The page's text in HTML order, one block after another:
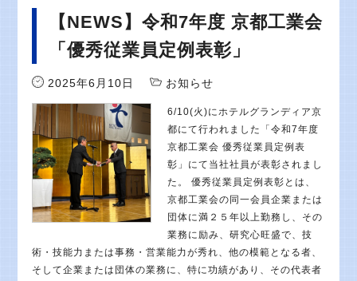
【NEWS】令和7年度 京都工業会
「優秀従業員定例表彰」
2025年6月10日 お知らせ
6/10(火)にホテルグランディア京
都にて行われました「令和7年度
京都工業会 優秀従業員定例表
彰」にて当社社員が表彰されまし
た。 優秀従業員定例表彰とは、
京都工業会の同一会員企業または
団体に満２５年以上勤務し、その
業務に励み、研究心旺盛で、技
術・技能力または事務・営業能力が秀れ、他の模範となる者、
そして企業または団体の業務に、特に功績があり、その代表者